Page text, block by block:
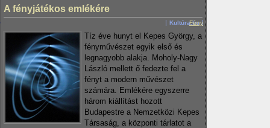
A fényjátékos emlékére
Fény
Kultúra.hu
Tíz éve hunyt el Kepes György, a
fényművészet egyik első és
legnagyobb alakja. Moholy-Nagy
László mellett ő fedezte fel a
fényt a modern művészet
számára. Emlékére egyszerre
három kiállítást hozott
Budapestre a Nemzetközi Kepes
Társaság, a központi tárlatot a